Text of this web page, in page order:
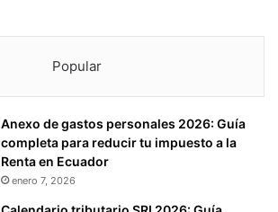
Popular
Anexo de gastos personales 2026: Guía
completa para reducir tu impuesto a la
Renta en Ecuador
enero 7, 2026